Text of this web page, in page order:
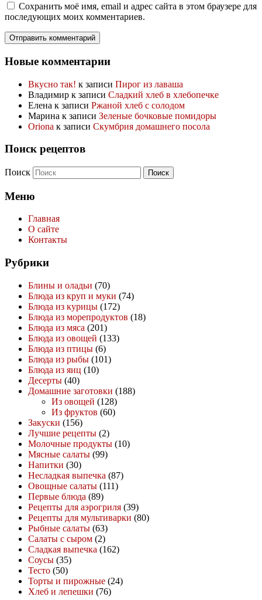
Сохранить моё имя, email и адрес сайта в этом браузере для
последующих моих комментариев.
Новые комментарии
Вкусно так! к записи Пирог из лаваша
Владимир к записи Сладкий хлеб в хлебопечке
Елена к записи Ржаной хлеб с солодом
Марина к записи Зеленые бочковые помидоры
Oriona к записи Скумбрия домашнего посола
Поиск рецептов
Поиск
Меню
Главная
О сайте
Контакты
Рубрики
Блины и оладьи (70)
Блюда из круп и муки (74)
Блюда из курицы (172)
Блюда из морепродуктов (18)
Блюда из мяса (201)
Блюда из овощей (133)
Блюда из птицы (6)
Блюда из рыбы (101)
Блюда из яиц (10)
Десерты (40)
Домашние заготовки (188)
Из овощей (128)
Из фруктов (60)
Закуски (156)
Лучшие рецепты (2)
Молочные продукты (10)
Мясные салаты (99)
Напитки (30)
Несладкая выпечка (87)
Овощные салаты (111)
Первые блюда (89)
Рецепты для аэрогриля (39)
Рецепты для мультиварки (80)
Рыбные салаты (63)
Салаты с сыром (2)
Сладкая выпечка (162)
Соусы (35)
Тесто (50)
Торты и пирожные (24)
Хлеб и лепешки (76)